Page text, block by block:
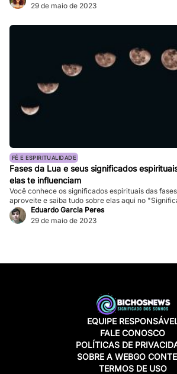
29 de maio de 2023
FÉ E ESPIRITUALIDADE
Fases da Lua e seus significados
elas te influenciam
Você conhece os significados espirituais das
aproveite e saiba tudo sobre elas aqui no
Eduardo Garcia Peres
29 de maio de 2023
EQUIPE
FALE CONOSCO
POLÍTICAS DE
SOBRE A WEBGO
TERMOS DE USO